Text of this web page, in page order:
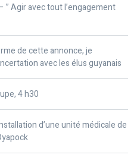
” Agir avec tout l’engagement
de cette annonce, je
avec les élus guyanais
4 h30
d’une unité médicale de